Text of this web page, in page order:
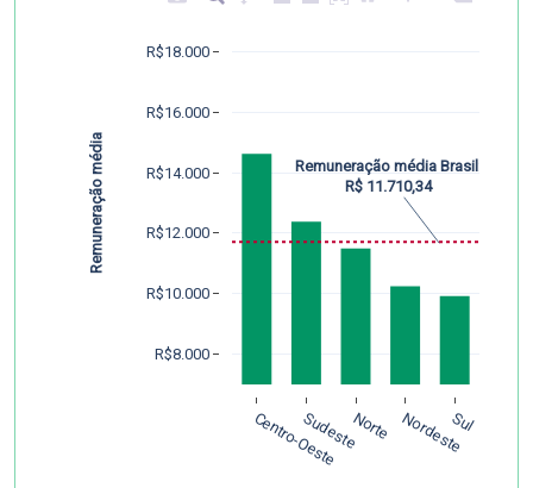
Centro-Oeste
SudesteNorte NordesteSul
R$8.000
R$10.000
R$12.000
R$14.000
R$16.000
R$18.000
Remuneração média Remuneração média Brasil:
R$ 11.710,34